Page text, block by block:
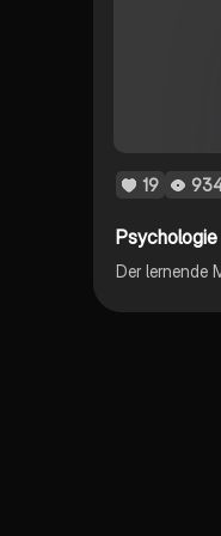
19
Der lernende